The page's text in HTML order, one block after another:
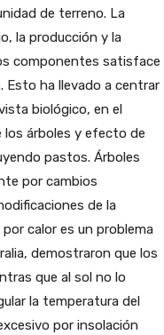
de terreno. La
la producción y la
componentes satisface
Esto ha llevado a centrar
biológico, en el
árboles y efecto de
pastos. Árboles
por cambios
de la
calor es un problema
demostraron que los
que al sol no lo
la temperatura del
por insolación